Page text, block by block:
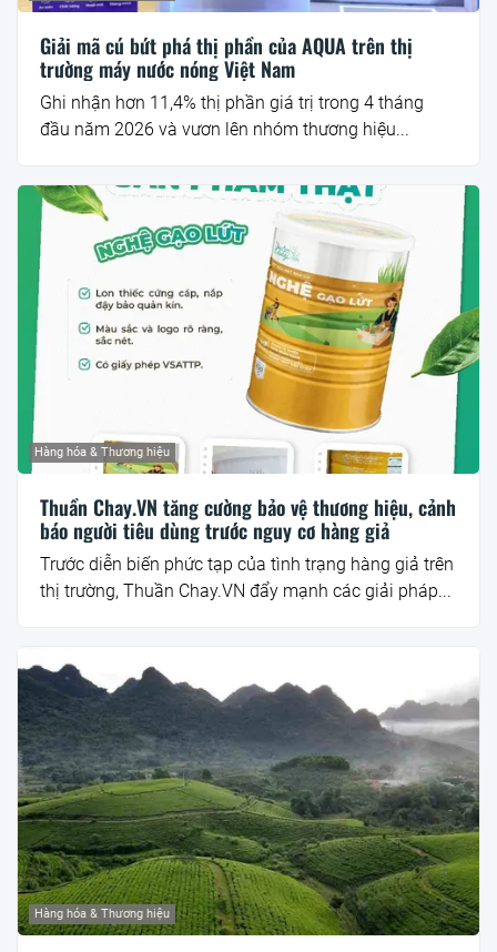
Giải mã cú bứt phá thị phần của AQUA trên thị
trường máy nước nóng Việt Nam
Ghi nhận hơn 11,4% thị phần giá trị trong 4 tháng
đầu năm 2026 và vươn lên nhóm thương hiệu...
Hàng hóa & Thương hiệu
Thuần Chay.VN tăng cường bảo vệ thương hiệu, cảnh
báo người tiêu dùng trước nguy cơ hàng giả
Trước diễn biến phức tạp của tình trạng hàng giả trên
thị trường, Thuần Chay.VN đẩy mạnh các giải pháp...
Hàng hóa & Thương hiệu